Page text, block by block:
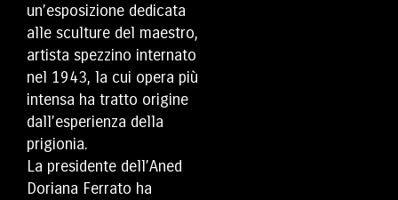
un’esposizione dedicata
alle sculture del maestro,
artista spezzino internato
nel 1943, la cui opera più
intensa ha tratto origine
dall’esperienza della
prigionia.
La presidente dell’Aned
Doriana Ferrato ha